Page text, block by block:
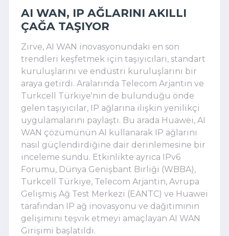
AI WAN, IP AĞLARINI AKILLI
ÇAĞA TAŞIYOR
Zirve, AI WAN inovasyonundaki en son
trendleri keşfetmek için taşıyıcıları, standart
kuruluşlarını ve endüstri kuruluşlarını bir
araya getirdi. Aralarında Telecom Arjantin ve
Turkcell Türkiye'nin de bulunduğu önde
gelen taşıyıcılar, IP ağlarına ilişkin yenilikçi
uygulamalarını paylaştı. Bu arada Huawei, AI
WAN çözümünün AI kullanarak IP ağlarını
nasıl güçlendirdiğine dair derinlemesine bir
inceleme sundu. Etkinlikte ayrıca IPv6
Forumu, Dünya Genişbant Birliği (WBBA),
Turkcell Türkiye, Telecom Arjantin, Avrupa
Gelişmiş Ağ Test Merkezi (EANTC) ve Huawei
tarafından IP ağ inovasyonu ve dağıtımının
gelişimini teşvik etmeyi amaçlayan AI WAN
Girişimi başlatıldı.